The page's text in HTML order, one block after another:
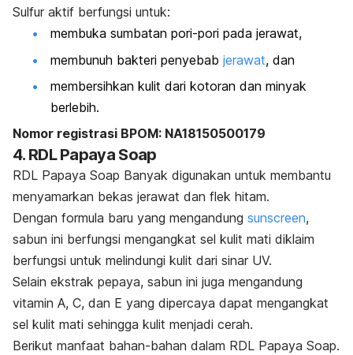
Sulfur aktif berfungsi untuk:
membuka sumbatan pori-pori pada jerawat,
membunuh bakteri penyebab jerawat, dan
membersihkan kulit dari kotoran dan minyak
berlebih.
Nomor registrasi BPOM: NA18150500179
4. RDL Papaya Soap
RDL Papaya Soap Banyak digunakan untuk membantu
menyamarkan bekas jerawat dan flek hitam.
Dengan formula baru yang mengandung sunscreen,
sabun ini berfungsi mengangkat sel kulit mati diklaim
berfungsi untuk melindungi kulit dari sinar UV.
Selain ekstrak pepaya, sabun ini juga mengandung
vitamin A, C, dan E yang dipercaya dapat mengangkat
sel kulit mati sehingga kulit menjadi cerah.
Berikut manfaat bahan-bahan dalam RDL Papaya Soap.